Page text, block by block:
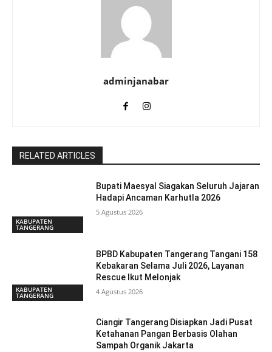
adminjanabar
RELATED ARTICLES
KABUPATEN
TANGERANG
Bupati Maesyal Siagakan Seluruh Jajaran
Hadapi Ancaman Karhutla 2026
5 Agustus 2026
KABUPATEN
TANGERANG
BPBD Kabupaten Tangerang Tangani 158
Kebakaran Selama Juli 2026, Layanan
Rescue Ikut Melonjak
4 Agustus 2026
Ciangir Tangerang Disiapkan Jadi Pusat
Ketahanan Pangan Berbasis Olahan
Sampah Organik Jakarta